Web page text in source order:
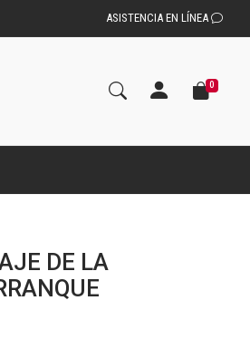
ASISTENCIA EN LÍNEA
0
DE LA